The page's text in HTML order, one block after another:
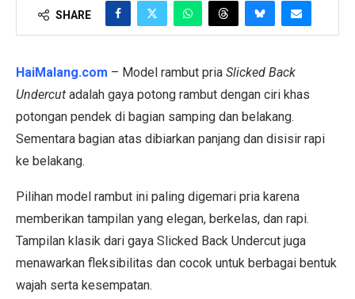
SHARE
HaiMalang.com – Model rambut pria Slicked Back
Undercut adalah gaya potong rambut dengan ciri khas
potongan pendek di bagian samping dan belakang.
Sementara bagian atas dibiarkan panjang dan disisir rapi
ke belakang.
Pilihan model rambut ini paling digemari pria karena
memberikan tampilan yang elegan, berkelas, dan rapi.
Tampilan klasik dari gaya Slicked Back Undercut juga
menawarkan fleksibilitas dan cocok untuk berbagai bentuk
wajah serta kesempatan.